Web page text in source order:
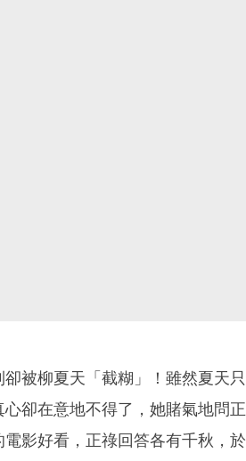
被柳夏天「截糊」！雖然夏天只
卻在意地不得了，她賭氣地問正
影好看，正祿回答各有千秋，於